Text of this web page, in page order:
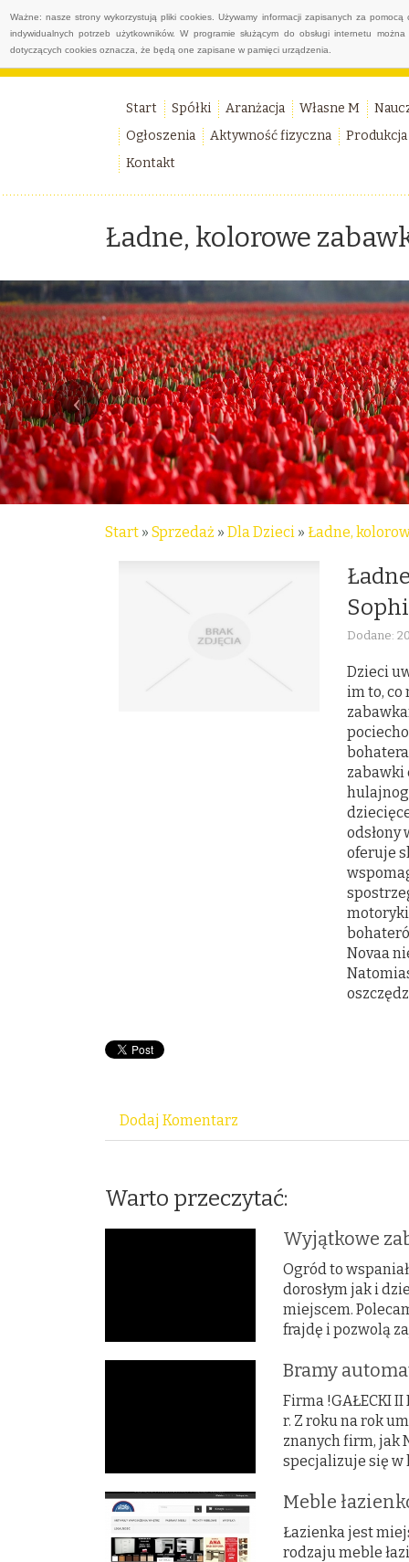
Ważne: nasze strony wykorzystują pliki cookies. Używamy informacji zapisanych za
indywidualnych potrzeb użytkowników. W programie służącym do obsługi internetu
dotyczących cookies oznacza, że będą one zapisane w pamięci urządzenia.
Start Spółki Aranżacja Własne M
Ogłoszenia
Aktywność fizyczna
Produkcja
Kontakt
Ładne, kolorowe
Start » Sprzedaż » Dla Dzieci » Ładne,
Dodane:
Dzieci
im to, co
zabawki
odsłony
oferuje
Novaa
Dodaj Komentarz
Warto przeczytać:
Wyjątkowe
Ogród to
dorosłym jak i
miejscem.
frajdę i pozwolą
Bramy
Firma !GAŁECKI
r. Z roku na rok
znanych firm, jak
specjalizuje się w
Meble
Łazienka jest
rodzaju meble